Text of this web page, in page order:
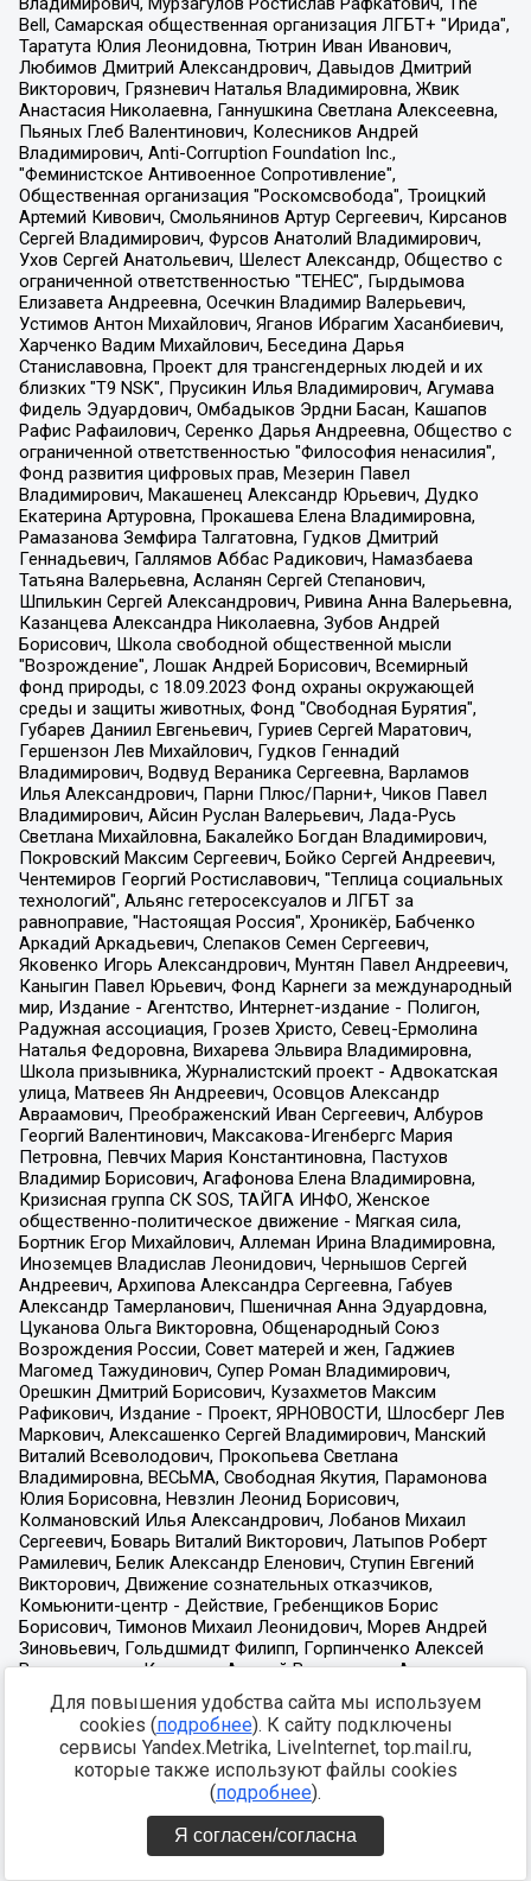
Для повышения удобства сайта мы используем
cookies (подробнее). К сайту подключены
сервисы Yandex.Metrika, LiveInternet, top.mail.ru,
которые также используют файлы cookies
(подробнее).
Я согласен/согласна